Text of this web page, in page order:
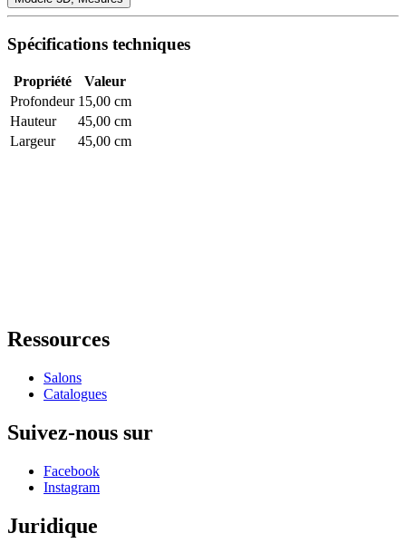
Spécifications techniques
Propriété
Valeur
Profondeur 15,00 cm
Hauteur
45,00 cm
Largeur
45,00 cm
Ressources
Salons
Catalogues
Suivez-nous sur
Facebook
Instagram
Juridique